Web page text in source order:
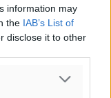
information may
the IAB’s List of
disclose it to other
Ρόδου και Κω